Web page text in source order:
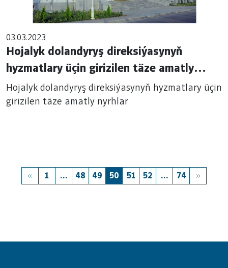
03.03.2023
Hojalyk dolandyryş direksiýasynyň
hyzmatlary üçin girizilen täze amatly
nyrhlar
Hojalyk dolandyryş direksiýasynyň hyzmatlary üçin
girizilen täze amatly nyrhlar
1 ... 48 49 50 51 52 ... 74